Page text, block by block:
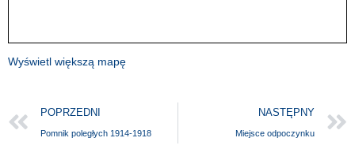
Wyświetl większą mapę
POPRZEDNI
Pomnik poległych 1914-1918
NASTĘPNY
Miejsce odpoczynku